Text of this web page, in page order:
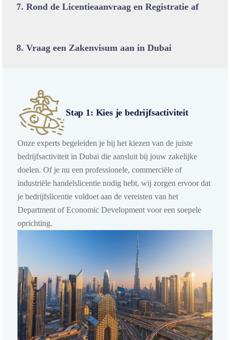
7. Rond de Licentieaanvraag en Registratie af
8. Vraag een Zakenvisum aan in Dubai
Stap 1: Kies je bedrijfsactiviteit
Onze experts begeleiden je bij het kiezen van de juiste
bedrijfsactiviteit in Dubai die aansluit bij jouw zakelijke
doelen. Of je nu een professionele, commerciële of
industriële handelslicentie nodig hebt, wij zorgen ervoor dat
je bedrijfslicentie voldoet aan de vereisten van het
Department of Economic Development voor een soepele
oprichting.